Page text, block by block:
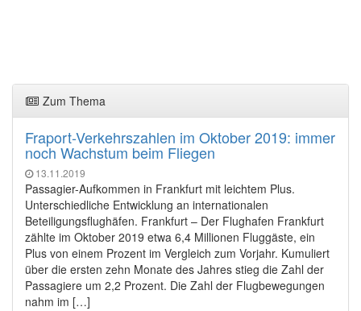
Zum Thema
Fraport-Verkehrszahlen im Oktober 2019: immer
noch Wachstum beim Fliegen
13.11.2019
Passagier-Aufkommen in Frankfurt mit leichtem Plus.
Unterschiedliche Entwicklung an internationalen
Beteiligungsflughäfen. Frankfurt – Der Flughafen Frankfurt
zählte im Oktober 2019 etwa 6,4 Millionen Fluggäste, ein
Plus von einem Prozent im Vergleich zum Vorjahr. Kumuliert
über die ersten zehn Monate des Jahres stieg die Zahl der
Passagiere um 2,2 Prozent. Die Zahl der Flugbewegungen
nahm im […]